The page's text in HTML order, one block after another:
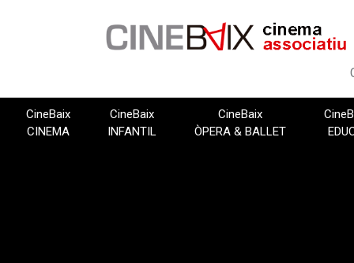
CineBaix
CINEMA
CineBaix
INFANTIL
CineBaix
ÒPERA & BALLET